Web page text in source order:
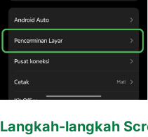
Langkah-langkah